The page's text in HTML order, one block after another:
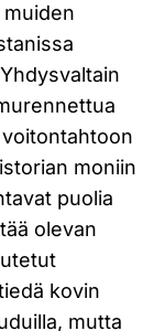
moniin
puolia
olevan
kovin
mutta